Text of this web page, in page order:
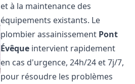
et à la maintenance des
équipements existants. Le
plombier assainissement Pont
Évêque intervient rapidement
en cas d'urgence, 24h/24 et 7j/7,
pour résoudre les problèmes